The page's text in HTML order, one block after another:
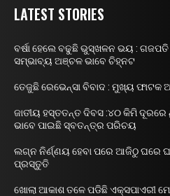
LATEST STORIES
ବର୍ଷା ହେଲେ ବଢୁଛି ଭୁସ୍ଖଳନ ଭୟ :
ସମ୍ଭାବ୍ୟ ଅଞ୍ଚଳ ଭାବେ ଚିହ୍ନଟ
ତେଜୁଛି ରେଭେନ୍ସା ବିବାଦ : ମୁଖ୍ୟ
ଜାତୀୟ ହସ୍ତତନ୍ତ ଦିବସ :୪୦ କିମି ଦୂରରେ
ଭାବେ ପାଇଛି ସ୍ବତନ୍ତ୍ର ପରିଚୟ
ଲଗ୍ନ ନିର୍ଣ୍ଣୟ ହେବା ପରେ ଆଜିଠୁ
ପ୍ରସ୍ତୁତି
ଖୋଲା ଆକାଶ ତଳେ ପଡିଛି ଏକ୍ସପାଏରୀ